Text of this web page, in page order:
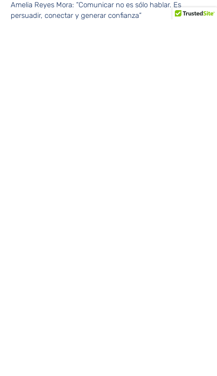
Amelia Reyes Mora: “Comunicar no es sólo hablar. Es
persuadir, conectar y generar confianza”